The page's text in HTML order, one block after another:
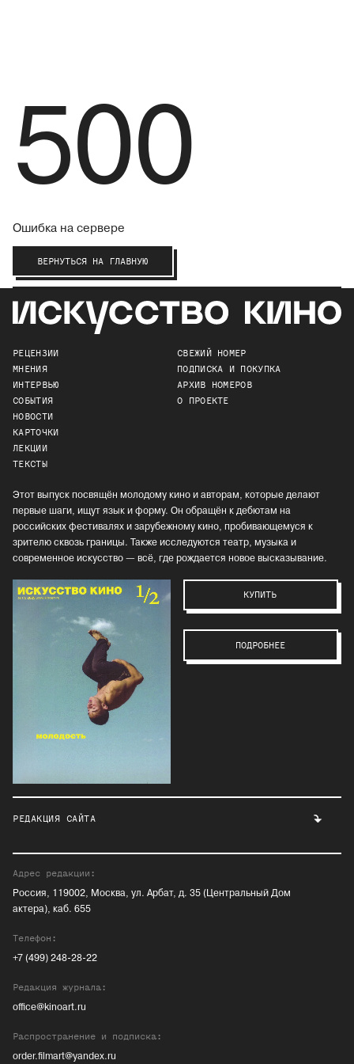
500
Ошибка на сервере
ВЕРНУТЬСЯ НА ГЛАВНУЮ
РЕЦЕНЗИИ
МНЕНИЯ
ИНТЕРВЬЮ
СОБЫТИЯ
НОВОСТИ
КАРТОЧКИ
ЛЕКЦИИ
ТЕКСТЫ
СВЕЖИЙ НОМЕР
ПОДПИСКА И ПОКУПКА
АРХИВ НОМЕРОВ
О ПРОЕКТЕ
Этот выпуск посвящён молодому кино и авторам, которые делают
первые шаги, ищут язык и форму. Он обращён к дебютам на
российских фестивалях и зарубежному кино, пробивающемуся к
зрителю сквозь границы. Также исследуются театр, музыка и
современное искусство — всё, где рождается новое высказывание.
КУПИТЬ
ПОДРОБНЕЕ
РЕДАКЦИЯ САЙТА
Адрес редакции:
Россия, 119002, Москва, ул. Арбат, д. 35 (Центральный Дом
актера), каб. 655
Телефон:
+7 (499) 248-28-22
Редакция журнала:
office@kinoart.ru
Распространение и подписка:
order.filmart@yandex.ru